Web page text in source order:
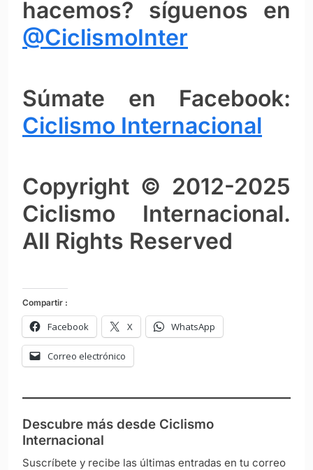
hacemos? síguenos en
@CiclismoInter
Súmate en Facebook:
Ciclismo Internacional
Copyright © 2012-2025
Ciclismo Internacional.
All Rights Reserved
Compartir :
Facebook X WhatsApp
Correo electrónico
Descubre más desde Ciclismo
Internacional
Suscríbete y recibe las últimas entradas en tu correo